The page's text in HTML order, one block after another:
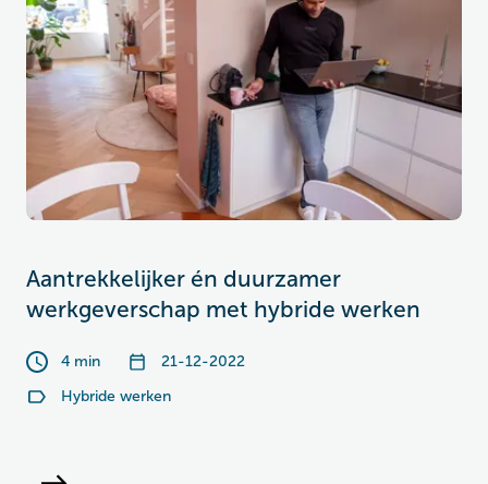
Aantrekkelijker én duurzamer
werkgeverschap met hybride werken
4 min
21-12-2022
Hybride werken